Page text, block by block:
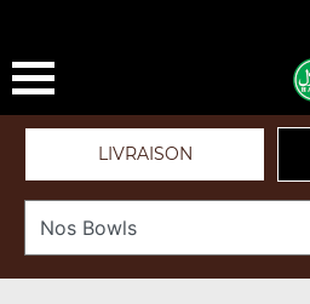
LIVRAISON